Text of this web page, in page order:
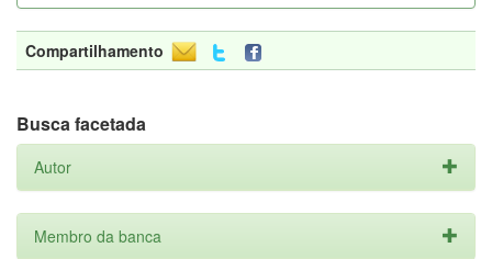
Compartilhamento
Busca facetada
Autor
Membro da banca